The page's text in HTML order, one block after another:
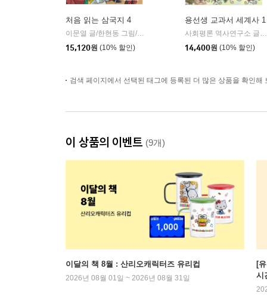
처음 읽는 삼국지 4
이문열 글/한현동 그림/윤종문 편
미래엔아이세움
15,120원 (10% 할인)
용선생 교과서 세계사 1
사회평론 역사연구소 글/뭉선생,이우일 그림/전국초등사회교과모임 감수
14,400원 (10% 할인)
검색 페이지에서 선택된 태그에 등록된 더 많은 상품을 확인해
이 상품의 이벤트 (9개)
이달의 책 8월 : 산리오캐릭터즈 유리컵
2026년 08월 01일 ~ 2026년 08월 31일
[
시